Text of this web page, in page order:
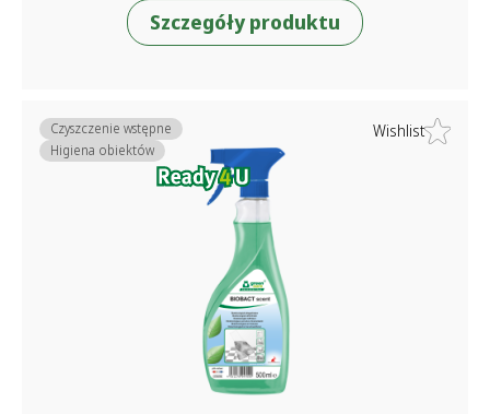
Szczegóły produktu
Wishlist
Czyszczenie wstępne
Higiena obiektów